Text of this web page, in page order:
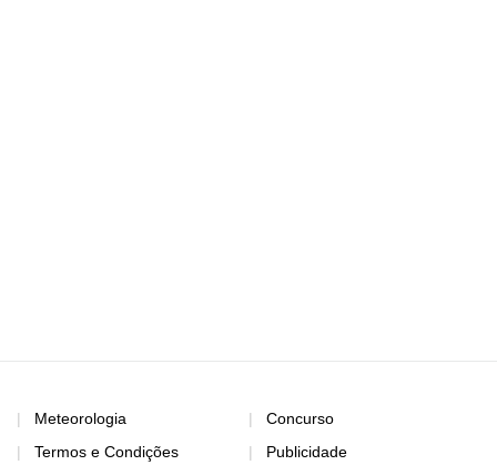
Meteorologia
Termos e Condições
Concurso
Publicidade